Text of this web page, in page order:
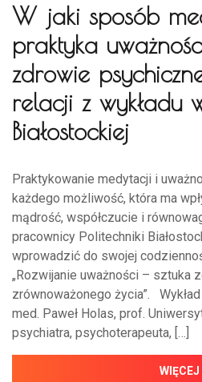
W jaki sposób
praktyka
zdrowie
relacji z wykładu
Białostockiej
Praktykowanie medytacji i
każdego możliwość, która ma
mądrość, współczucie i
pracownicy Politechniki
wprowadzić do swojej
„Rozwijanie uważności – sztuka
zrównoważonego życia”. Wykład
med. Paweł Holas, prof.
psychiatra, psychoterapeuta, […]
WIĘCEJ